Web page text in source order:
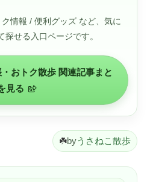
情報 / 便利グッズ など、気に
せる入口ページです。
おトク散歩 関連記事まと
見る
☘️byうさねこ散歩